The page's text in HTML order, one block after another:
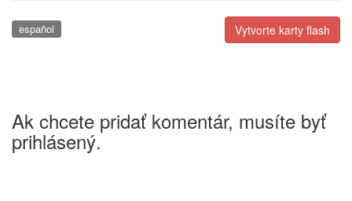
Vytvorte karty flash
español
Ak chcete pridať komentár, musíte byť
prihlásený.